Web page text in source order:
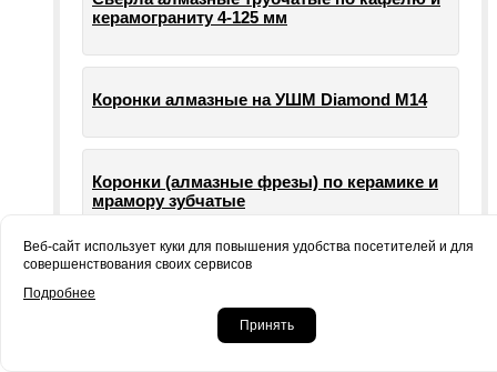
керамограниту 4-125 мм
Коронки алмазные на УШМ Diamond М14
Коронки (алмазные фрезы) по керамике и
мрамору зубчатые
машин УШМ болгарки
Веб-сайт использует куки для повышения удобства посетителей и для
совершенствования своих сервисов
Подробнее
Принять